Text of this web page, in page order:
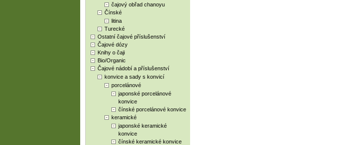
čajový obřad chanoyu
Čínské
litina
Turecké
Ostatní čajové příslušenství
Čajové dózy
Knihy o čaji
Bio/Organic
Čajové nádobí a příslušenství
konvice a sady s konvicí
porcelánové
japonské porcelánové
konvice
čínské porcelánové konvice
keramické
japonské keramické
konvice
čínské keramické konvice